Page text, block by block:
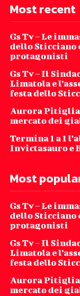
Most recent
Gs Tv – Le
dello Sticciano
protagonisti
Gs Tv – Il
Limatola e
festa dello
Aurora
mercato dei
Termina 1 a 1
Invictasauro e
Most
Gs Tv – Le
dello Sticciano
protagonisti
Gs Tv – Il
Limatola e
festa dello
Aurora
mercato dei